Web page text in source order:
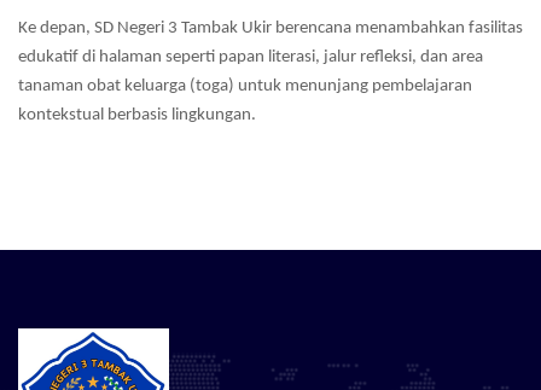
Ke depan, SD Negeri 3 Tambak Ukir berencana menambahkan fasilitas
edukatif di halaman seperti papan literasi, jalur refleksi, dan area
tanaman obat keluarga (toga) untuk menunjang pembelajaran
kontekstual berbasis lingkungan.